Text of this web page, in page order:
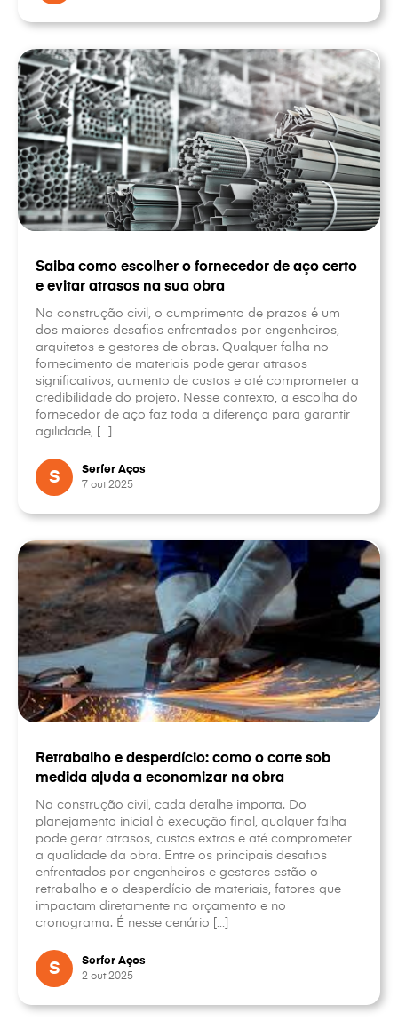
Saiba como escolher o fornecedor de aço certo
e evitar atrasos na sua obra
Na construção civil, o cumprimento de prazos é um
dos maiores desafios enfrentados por engenheiros,
arquitetos e gestores de obras. Qualquer falha no
fornecimento de materiais pode gerar atrasos
significativos, aumento de custos e até comprometer a
credibilidade do projeto. Nesse contexto, a escolha do
fornecedor de aço faz toda a diferença para garantir
agilidade, […]
S Serfer Aços
7 out 2025
Retrabalho e desperdício: como o corte sob
medida ajuda a economizar na obra
Na construção civil, cada detalhe importa. Do
planejamento inicial à execução final, qualquer falha
pode gerar atrasos, custos extras e até comprometer
a qualidade da obra. Entre os principais desafios
enfrentados por engenheiros e gestores estão o
retrabalho e o desperdício de materiais, fatores que
impactam diretamente no orçamento e no
cronograma. É nesse cenário […]
S Serfer Aços
2 out 2025